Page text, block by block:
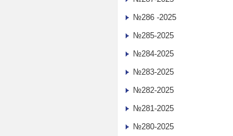
№286 -2025
№285-2025
№284-2025
№283-2025
№282-2025
№281-2025
№280-2025